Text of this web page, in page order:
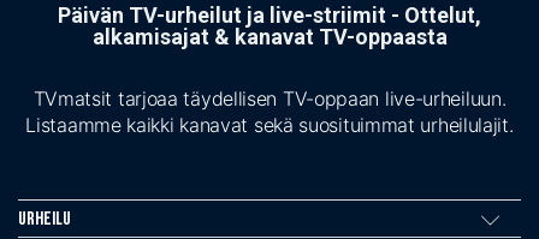
Päivän TV-urheilut ja live-striimit - Ottelut,
alkamisajat & kanavat TV-oppaasta
TVmatsit tarjoaa täydellisen TV-oppaan live-urheiluun.
Listaamme kaikki kanavat sekä suosituimmat urheilulajit.
Urheilu